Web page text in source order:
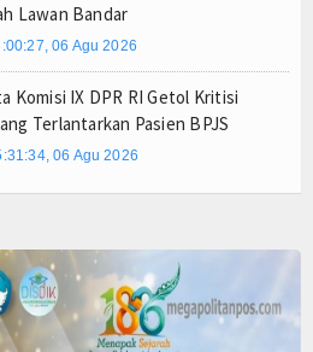
Lawan Bandar
06 Agu 2026
Komisi IX DPR RI Getol Kritisi
Terlantarkan Pasien BPJS
06 Agu 2026